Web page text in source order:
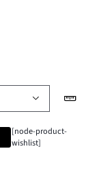
[node-product-
wishlist]